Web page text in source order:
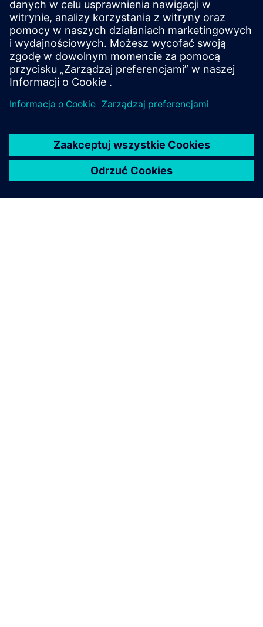
Run MyVirtual Machine jest sprzedawana z Digital Twin
bliźniakiem maszyn TRAK. Pracuj w bogatym środowisku
symulacyjnym z wysokiej jakości reprezentacjami maszyn.
Dowiedz się więcej